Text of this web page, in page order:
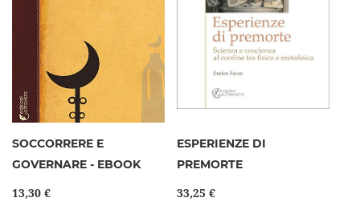
SOCCORRERE E
GOVERNARE - EBOOK
13,30 €
ESPERIENZE DI
PREMORTE
33,25 €